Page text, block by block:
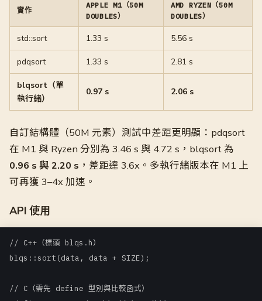
實作
APPLE M1（50M
DOUBLES）
AMD RYZEN（50M
DOUBLES）
std::sort 1.33 s 5.56 s
pdqsort 1.33 s 2.81 s
blqsort（單
執行緒）
0.97 s 2.06 s
自訂結構體（50M 元素）測試中差距更明顯：pdqsort
在 M1 與 Ryzen 分別為 3.46 s 與 4.72 s，blqsort 為
0.96 s 與 2.20 s ，差距達 3.6x。多執行緒版本在 M1 上
可再獲 3–4x 加速。
API 使用
// C++（標頭 blqs.h）
blqs::sort(data, data + SIZE);
// C（需先 define 型別與比較函式）